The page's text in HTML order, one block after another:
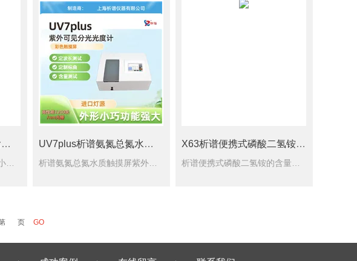
CCP-LA75干粉灭火剂含量测定仪 UV7plus析谱氨氮总氮水质触摸屏紫外可见分光光度计 X63析谱便携式磷酸二氢铵的含量检测分光光度计
页